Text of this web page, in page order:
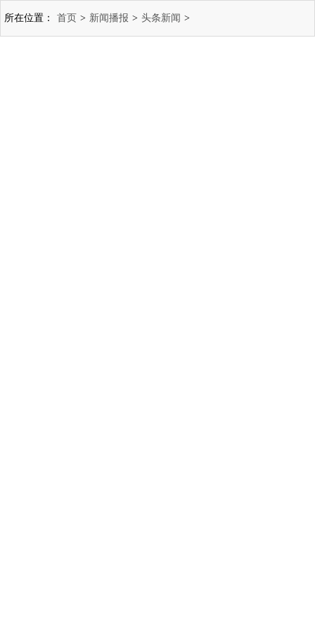
所在位置： 首页 > 新闻播报 > 头条新闻 >